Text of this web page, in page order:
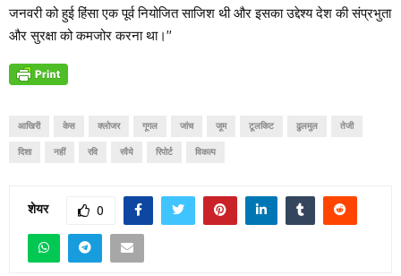
जनवरी को हुई हिंसा एक पूर्व नियोजित साजिश थी और इसका उद्देश्य देश की संप्रभुता
और सुरक्षा को कमजोर करना था।”
आखिरी केस क्लोजर गूगल जांच जूम टूलकिट ढुलमुल तेजी
दिशा नहीं रवि रवैये रिपोर्ट विकल्प
शेयर 0